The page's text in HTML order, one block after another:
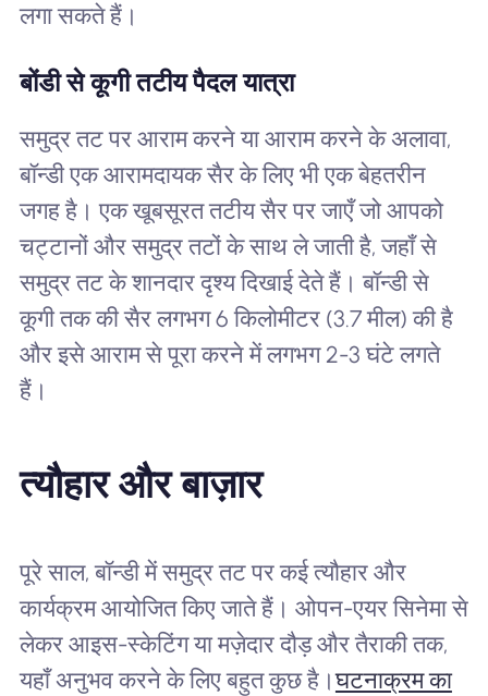
लगा सकते हैं।
बोंडी से कूगी तटीय पैदल यात्रा
समुद्र तट पर आराम करने या आराम करने के अलावा,
बॉन्डी एक आरामदायक सैर के लिए भी एक बेहतरीन
जगह है। एक खूबसूरत तटीय सैर पर जाएँ जो आपको
चट्टानों और समुद्र तटों के साथ ले जाती है, जहाँ से
समुद्र तट के शानदार दृश्य दिखाई देते हैं। बॉन्डी से
कूगी तक की सैर लगभग 6 किलोमीटर (3.7 मील) की है
और इसे आराम से पूरा करने में लगभग 2-3 घंटे लगते
हैं।
त्यौहार और बाज़ार
पूरे साल, बॉन्डी में समुद्र तट पर कई त्यौहार और
कार्यक्रम आयोजित किए जाते हैं। ओपन-एयर सिनेमा से
लेकर आइस-स्केटिंग या मज़ेदार दौड़ और तैराकी तक,
यहाँ अनुभव करने के लिए बहुत कुछ है।घटनाक्रम का